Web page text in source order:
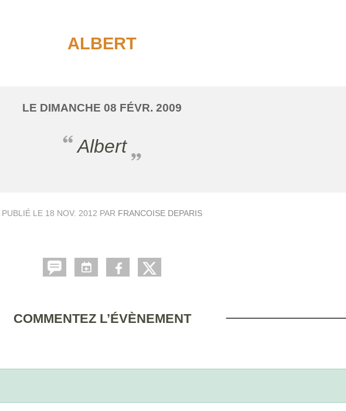
ALBERT
LE DIMANCHE 08 FÉVR. 2009
Albert
PUBLIÉ LE 18 NOV. 2012 PAR FRANCOISE DEPARIS
COMMENTEZ L’ÉVÈNEMENT